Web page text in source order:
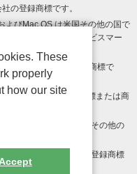
の登録商標です。
びMac OS は米国その他の国で
は Apple Inc. のサービスマー
ロゴ は Google LLC の商標で
他の国における登録商標または商
Inc.の米国およびその他の
ゴは各社の商標または登録商標
These
properly
how our site